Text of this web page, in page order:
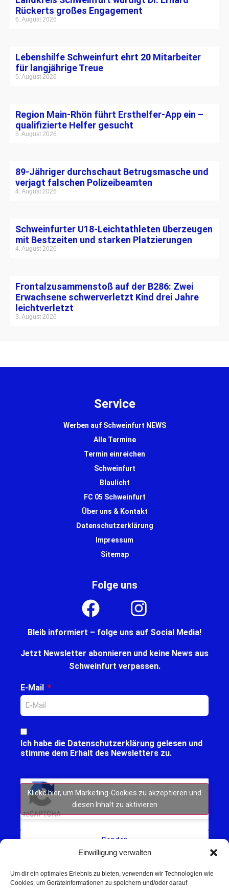
Einwilligung verwalten
Um dir ein optimales Erlebnis zu bieten, verwenden wir Technologien wie
Cookies, um Geräteinformationen zu speichern und/oder darauf
Rückerts großes Engagement
6. August 2026
Lebenshilfe Schweinfurt ehrt 20 Mitarbeiter
für langjährige Treue
5. August 2026
Region Main-Rhön führt Ersthelfer-App ein –
qualifizierte Helfer gesucht
5. August 2026
89-Jähriger durchschaut Betrugsmasche und
verjagt falschen Polizeibeamten
4. August 2026
Schweinfurter U18-Leichtathleten überzeugen
mit Bestzeiten und starken Platzierungen
4. August 2026
Frontalzusammenstoß auf der B286: Zwei
Erwachsene schwerverletzt Kind drei Jahre
leichtverletzt
3. August 2026
Service
Werben auf Schweinfurt NEWS
Alle Termine
Termin einreichen
Schweinfurt
Blaulicht
FC 05 Schweinfurt
Über uns & Kontakt
Datenschutzerklärung
Impressum
Sitemap
Folge uns
Bleib informiert – folge uns auf Social Media!
Jetzt Newsletter abonnieren und keine News aus
Schweinfurt verpassen.
E-Mail
Ich habe die Datenschutzerklärung gelesen und
stimme dem Erhalt des Newsletters zu.
Klicke hier, um Marketing-Cookies zu akzeptieren und
diesen Inhalt zu aktivieren
Senden